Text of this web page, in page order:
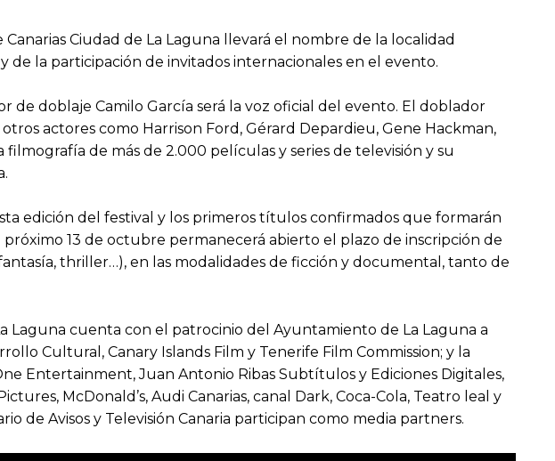
Ciudad de La Laguna llevará el nombre de la localidad
la participación de invitados internacionales en el evento.
de doblaje Camilo García será la voz oficial del evento. El doblador
actores como Harrison Ford, Gérard Depardieu, Gene Hackman,
de más de 2.000 películas y series de televisión y su
edición del festival y los primeros títulos confirmados que formarán
13 de octubre permanecerá abierto el plazo de inscripción de
thriller…), en las modalidades de ficción y documental, tanto de
Laguna cuenta con el patrocinio del Ayuntamiento de La Laguna a
Cultural, Canary Islands Film y Tenerife Film Commission; y la
Entertainment, Juan Antonio Ribas Subtítulos y Ediciones Digitales,
McDonald’s, Audi Canarias, canal Dark, Coca-Cola, Teatro leal y
de Avisos y Televisión Canaria participan como media partners.